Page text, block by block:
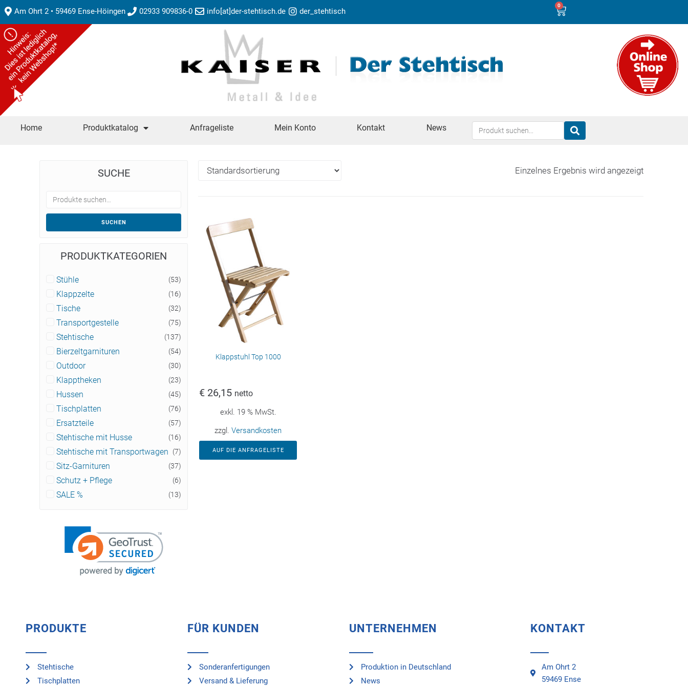
Am Ohrt 2 • 59469 Ense-Höingen 02933 909836-0 info[at]der-stehtisch.de der_stehtisch
0
Home Produktkatalog Anfrageliste Mein Konto Kontakt News
Einzelnes Ergebnis wird angezeigt
Klappstuhl Top 1000
€ 26,15 netto
exkl. 19 % MwSt.
zzgl. Versandkosten
AUF DIE ANFRAGELISTE
SUCHE
SUCHEN
PRODUKTKATEGORIEN
Stühle (53)
Klappzelte (16)
Tische (32)
Transportgestelle (75)
Stehtische (137)
Bierzeltgarnituren (54)
Outdoor (30)
Klapptheken (23)
Hussen (45)
Tischplatten (76)
Ersatzteile (57)
Stehtische mit Husse (16)
Stehtische mit Transportwagen (7)
Sitz-Garnituren (37)
Schutz + Pflege (6)
SALE % (13)
PRODUKTE
Stehtische
Tischplatten
FÜR KUNDEN
Sonderanfertigungen
Versand & Lieferung
UNTERNEHMEN
Produktion in Deutschland
News
KONTAKT
Am Ohrt 2
59469 Ense